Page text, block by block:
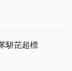
駢芘超標